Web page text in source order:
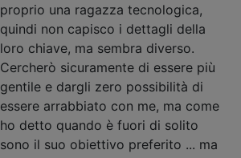
proprio una ragazza tecnologica,
quindi non capisco i dettagli della
loro chiave, ma sembra diverso.
Cercherò sicuramente di essere più
gentile e dargli zero possibilità di
essere arrabbiato con me, ma come
ho detto quando è fuori di solito
sono il suo obiettivo preferito ... ma